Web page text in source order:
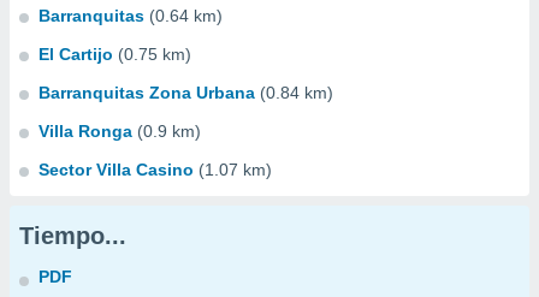
Barranquitas (0.64 km)
El Cartijo (0.75 km)
Barranquitas Zona Urbana (0.84 km)
Villa Ronga (0.9 km)
Sector Villa Casino (1.07 km)
Tiempo...
PDF